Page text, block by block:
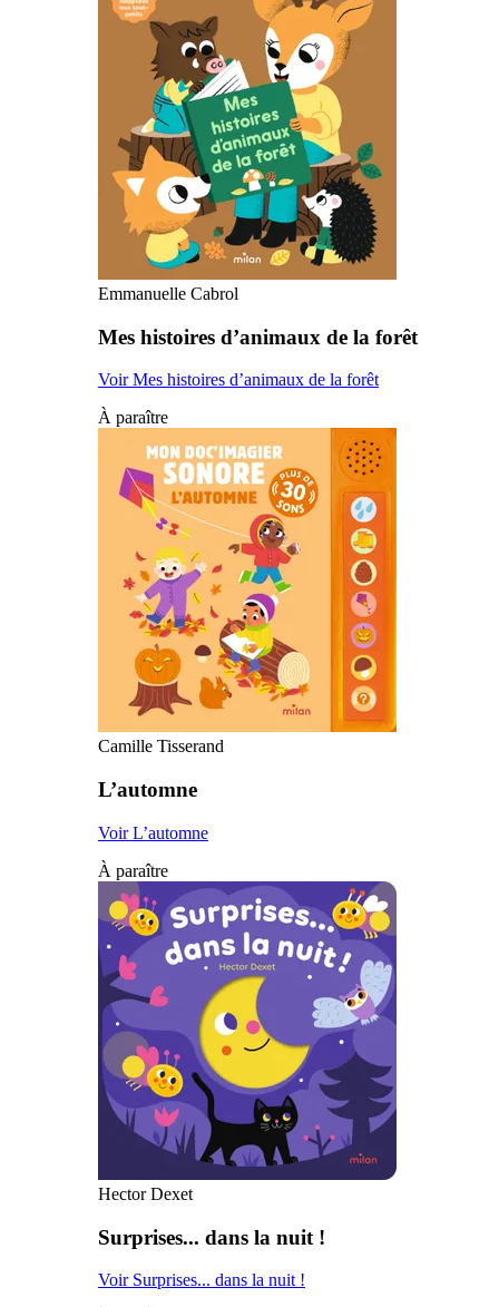
Emmanuelle Cabrol
Mes histoires d’animaux de la forêt
Voir Mes histoires d’animaux de la forêt
À paraître
Camille Tisserand
L’automne
Voir L’automne
À paraître
Hector Dexet
Surprises... dans la nuit !
Voir Surprises... dans la nuit !